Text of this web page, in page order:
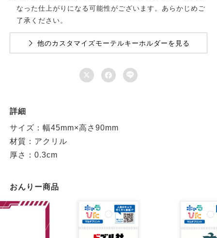
なった仕上がりになる可能性がございます。あらかじめご
了承ください。
他のカスタマイズモーテルキーホルダーを見る
  
詳細
サイズ：幅45mm×高さ90mm
材質：アクリル
厚さ：0.3cm
おんりー商品